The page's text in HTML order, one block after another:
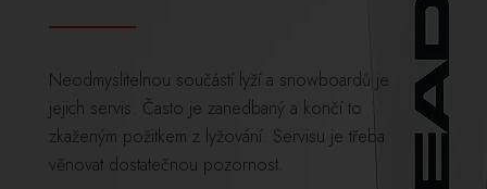
Neodmyslitelnou součástí lyží a snowboardů je
jejich servis. Často je zanedbaný a končí to
zkaženým požitkem z lyžování. Servisu je třeba
věnovat dostatečnou pozornost.